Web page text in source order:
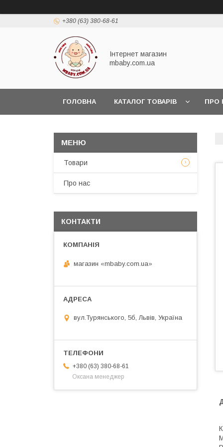
+380 (63) 380-68-61
Інтернет магазин
mbaby.com.ua
ГОЛОВНА КАТАЛОГ ТОВАРІВ ПРО
Товари
Про нас
КОНТАКТИ
магазин «mbaby.com.ua»
вул.Турянського, 5б, Львів, Україна
+380 (63) 380-68-61
Оксана менеджер